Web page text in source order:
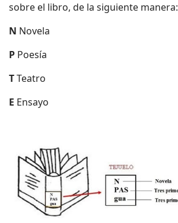
sobre el libro, de la siguiente manera:
N Novela
P Poesía
TTeatro
E Ensayo